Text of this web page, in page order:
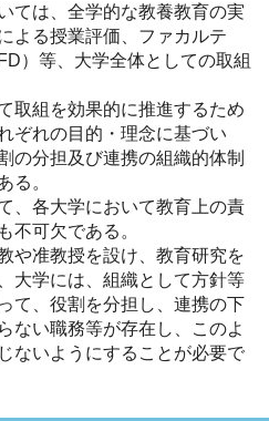
ては、全学的な教養教育の実
よる授業評価、ファカルテ
）等、大学全体としての取組
取組を効果的に推進するため
ぞれの目的・理念に基づい
の分担及び連携の組織的体制
る。
、各大学において教育上の責
不可欠である。
や准教授を設け、教育研究を
大学には、組織として方針等
て、役割を分担し、連携の下
ない職務等が存在し、このよ
ないようにすることが必要で